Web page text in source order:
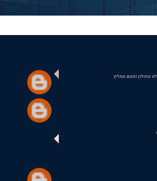
מחולון וממש ממליץ